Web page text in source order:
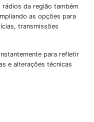
rádios da região também
as opções para
transmissões
para refletir
e alterações técnicas